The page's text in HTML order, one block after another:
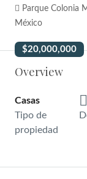
Parque Colonia
México
$20,000,000
Overview
Casas
Tipo de
propiedad